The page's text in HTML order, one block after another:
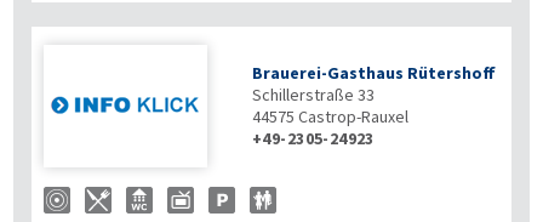
Brauerei-Gasthaus Rütershoff
Schillerstraße 33
44575 Castrop-Rauxel
+49-2305-24923